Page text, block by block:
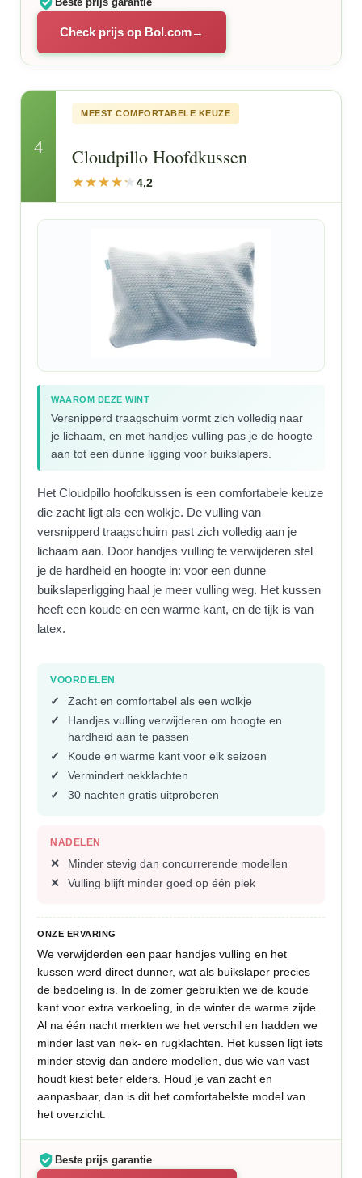
Check prijs op Bol.com
4
MEEST COMFORTABELE KEUZE
Cloudpillo Hoofdkussen
4,2
WAAROM DEZE WINT
Versnipperd traagschuim vormt zich volledig naar
je lichaam, en met handjes vulling pas je de hoogte
aan tot een dunne ligging voor buikslapers.
Het Cloudpillo hoofdkussen is een comfortabele keuze
die zacht ligt als een wolkje. De vulling van
versnipperd traagschuim past zich volledig aan je
lichaam aan. Door handjes vulling te verwijderen stel
je de hardheid en hoogte in: voor een dunne
buikslaperligging haal je meer vulling weg. Het kussen
heeft een koude en een warme kant, en de tijk is van
latex.
VOORDELEN
Zacht en comfortabel als een wolkje
Handjes vulling verwijderen om hoogte en
hardheid aan te passen
Koude en warme kant voor elk seizoen
Vermindert nekklachten
30 nachten gratis uitproberen
NADELEN
Minder stevig dan concurrerende modellen
Vulling blijft minder goed op één plek
ONZE ERVARING
We verwijderden een paar handjes vulling en het
kussen werd direct dunner, wat als buikslaper precies
de bedoeling is. In de zomer gebruikten we de koude
kant voor extra verkoeling, in de winter de warme zijde.
Al na één nacht merkten we het verschil en hadden we
minder last van nek- en rugklachten. Het kussen ligt iets
minder stevig dan andere modellen, dus wie van vast
houdt kiest beter elders. Houd je van zacht en
aanpasbaar, dan is dit het comfortabelste model van
het overzicht.
Beste prijs garantie